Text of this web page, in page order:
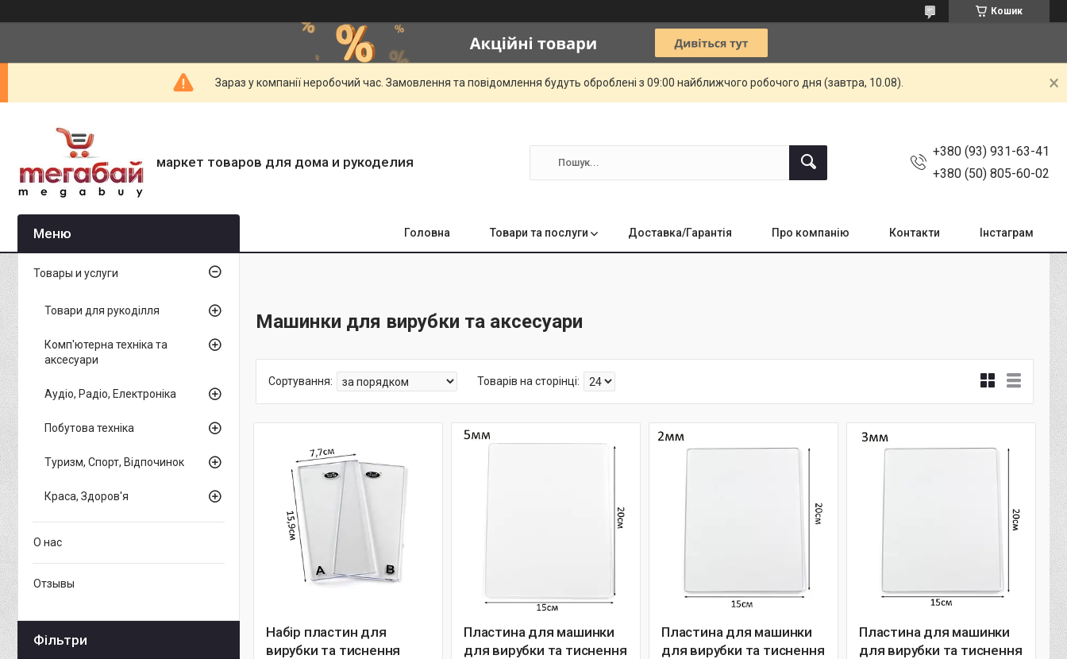
Кошик
Зараз у компанії неробочий час. Замовлення та повідомлення будуть оброблені з 09:00 найближчого робочого дня (завтра, 10.08).
маркет товаров для дома и рукоделия
+380 (93) 931-63-41
+380 (50) 805-60-02
Головна Товари та послуги Доставка/Гарантія Про компанію Контакти Інстаграм
Машинки для вирубки та аксесуари
Набір пластин для
вирубки та тиснення
Пластина для машинки
для вирубки та тиснення
Пластина для машинки
для вирубки та тиснення
Пластина для машинки
для вирубки та тиснення
Товары и услуги
Товари для рукоділля
Комп'ютерна техніка та
аксесуари
Аудіо, Радіо, Електроніка
Побутова техніка
Туризм, Спорт, Відпочинок
Краса, Здоров'я
О нас
Отзывы
Фільтри